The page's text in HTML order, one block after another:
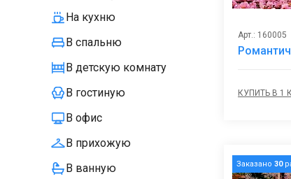
На кухню
В спальню
В детскую комнату
В гостиную
В офис
В прихожую
В ванную
Арт.: 160005
КУПИТЬ В 1
Заказано 30